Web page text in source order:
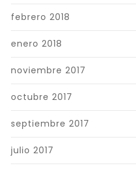
febrero 2018
enero 2018
noviembre 2017
octubre 2017
septiembre 2017
julio 2017